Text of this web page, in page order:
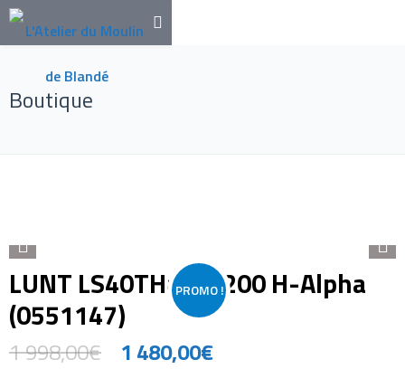
Boutique
PROMO !
LUNT LS40THa/B1200 H-Alpha
(0551147)
1 998,00€ 1 480,00€